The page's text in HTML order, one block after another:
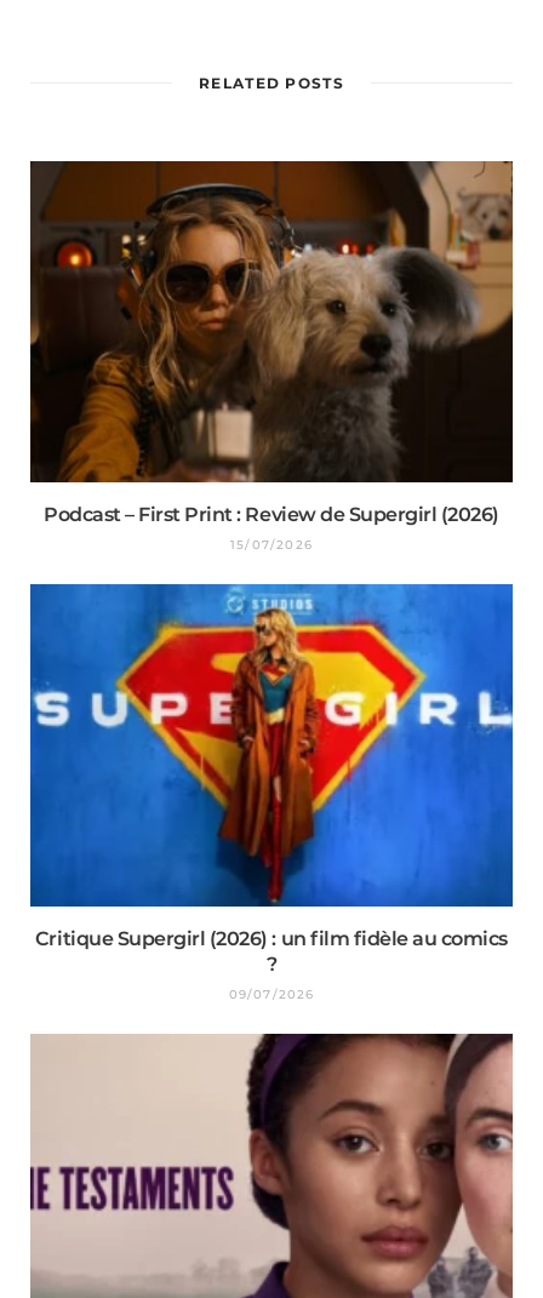
RELATED POSTS
Podcast – First Print : Review de Supergirl (2026)
15/07/2026
Critique Supergirl (2026) : un film fidèle au comics
?
09/07/2026